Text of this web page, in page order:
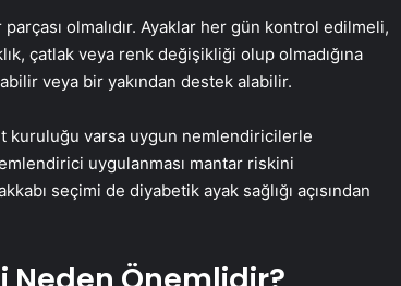
olmalıdır. Ayaklar her gün kontrol edilmeli,
çatlak veya renk değişikliği olup olmadığına
veya bir yakından destek alabilir.
kuruluğu varsa uygun nemlendiricilerle
uygulanması mantar riskini
seçimi de diyabetik ayak sağlığı açısından